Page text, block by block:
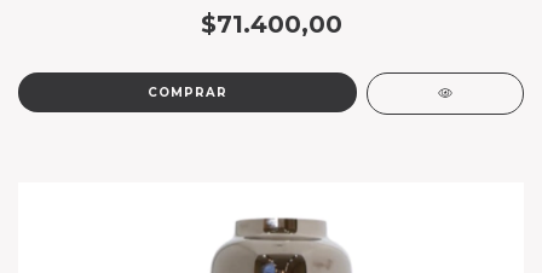
$71.400,00
COMPRAR